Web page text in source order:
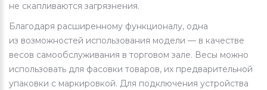
не скапливаются загрязнения.
Благодаря расширенному функционалу, одна
из возможностей использования модели — в качестве
весов самообслуживания в торговом зале. Весы можно
использовать для фасовки товаров, их предварительной
упаковки с маркировкой. Для подключения устройства